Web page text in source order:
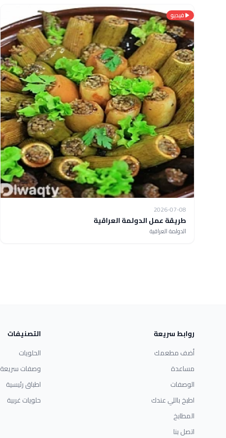
فيديو
2026-07-08
طريقة عمل الدولمة العراقية
الدولمة العراقية
روابط سريعة
أضف مطعمك
مساعدة
الوصفات
اطبخ باللي عندك
المطابخ
اتصل بنا
التصنيفات
الحلويات
وصفات سريعة
اطباق رئيسية
حلويات غربية